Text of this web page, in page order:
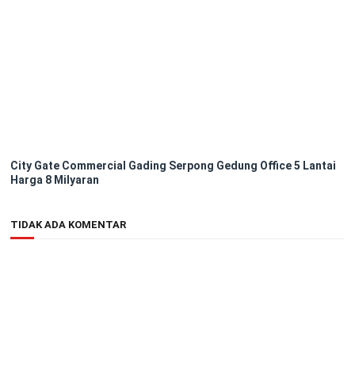
City Gate Commercial Gading Serpong Gedung Office 5 Lantai
Harga 8 Milyaran
TIDAK ADA KOMENTAR